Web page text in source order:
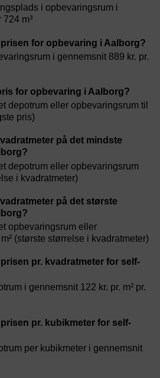
i opbevaringsrum i
m³
for opbevaring i Aalborg?
i gennemsnit 889 kr. pr.
for opbevaring i Aalborg?
depotrum eller opbevaringsrum til
pris)
på det mindste
depotrum eller opbevaringsrum
i kvadratmeter)
på det største
opbevaringsrum eller
(største størrelse i kvadratmeter)
pr. kvadratmeter for self-
i gennemsnit 122 kr. pr. m² pr.
pr. kubikmeter for self-
per kubikmeter i gennemsnit